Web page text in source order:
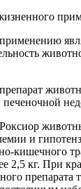
и
кишечного
2,5 кг. При